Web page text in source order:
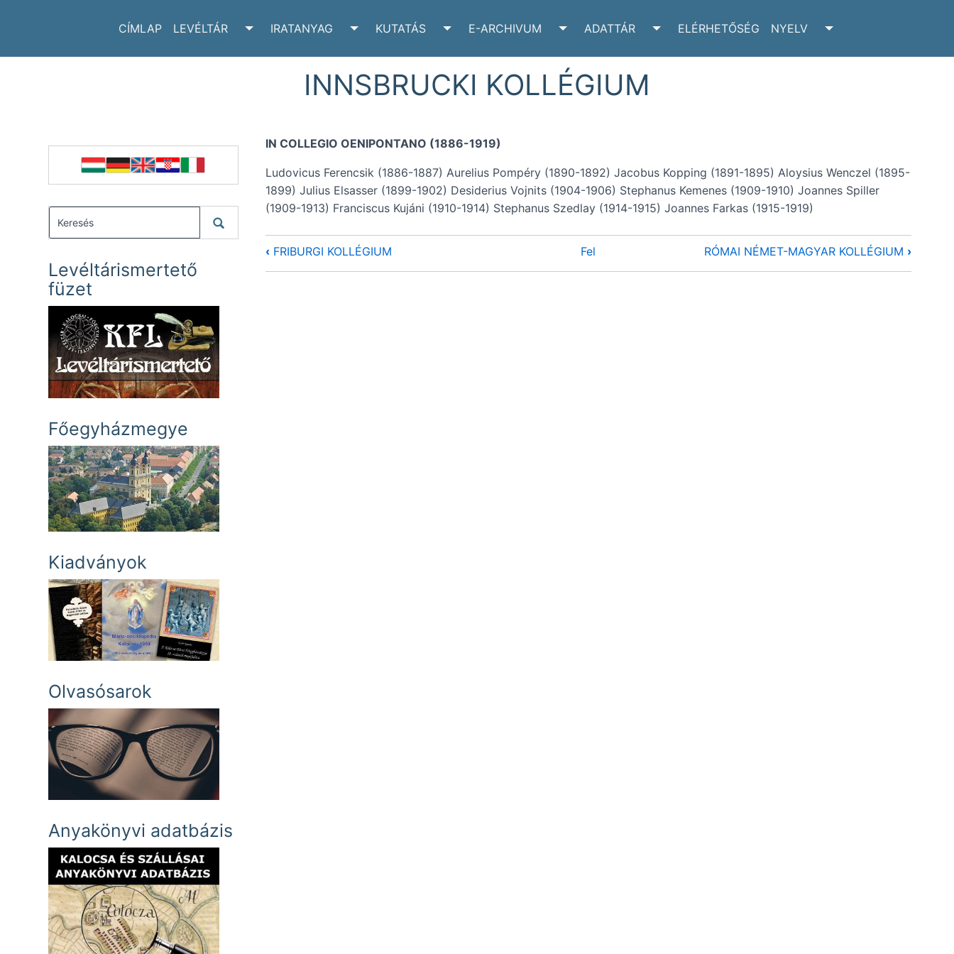
CÍMLAP LEVÉLTÁR
TOGGLE LEVÉLTÁR SUBMENU
IRATANYAG
TOGGLE IRATANYAG SUBMENU
KUTATÁS
TOGGLE KUTATÁS SUBMENU
E-ARCHIVUM
TOGGLE E-ARCHIVUM SUBMENU
ADATTÁR
TOGGLE ADATTÁR SUBMENU
ELÉRHETŐSÉG NYELV
INNSBRUCKI KOLLÉGIUM
Levéltárismertető
füzet
Főegyházmegye
Kiadványok
Olvasósarok
Anyakönyvi adatbázis
IN COLLEGIO OENIPONTANO (1886-1919)
Ludovicus Ferencsik (1886-1887) Aurelius Pompéry (1890-1892) Jacobus Kopping (1891-1895) Aloysius Wenczel (1895-
1899) Julius Elsasser (1899-1902) Desiderius Vojnits (1904-1906) Stephanus Kemenes (1909-1910) Joannes Spiller
(1909-1913) Franciscus Kujáni (1910-1914) Stephanus Szedlay (1914-1915) Joannes Farkas (1915-1919)
‹FRIBURGI KOLLÉGIUM Fel RÓMAI NÉMET-MAGYAR KOLLÉGIUM ›